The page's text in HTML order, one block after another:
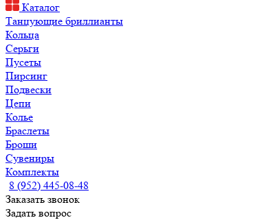
Каталог
Танцующие бриллианты
Кольца
Серьги
Пусеты
Пирсинг
Подвески
Цепи
Колье
Браслеты
Броши
Сувениры
Комплекты
8 (952) 445-08-48
Заказать звонок
Задать вопрос